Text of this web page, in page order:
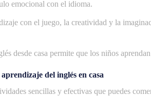
emocional con el idioma.
con el juego, la creatividad y la
desde casa permite que los niños
del inglés en casa
sencillas y efectivas que puedes